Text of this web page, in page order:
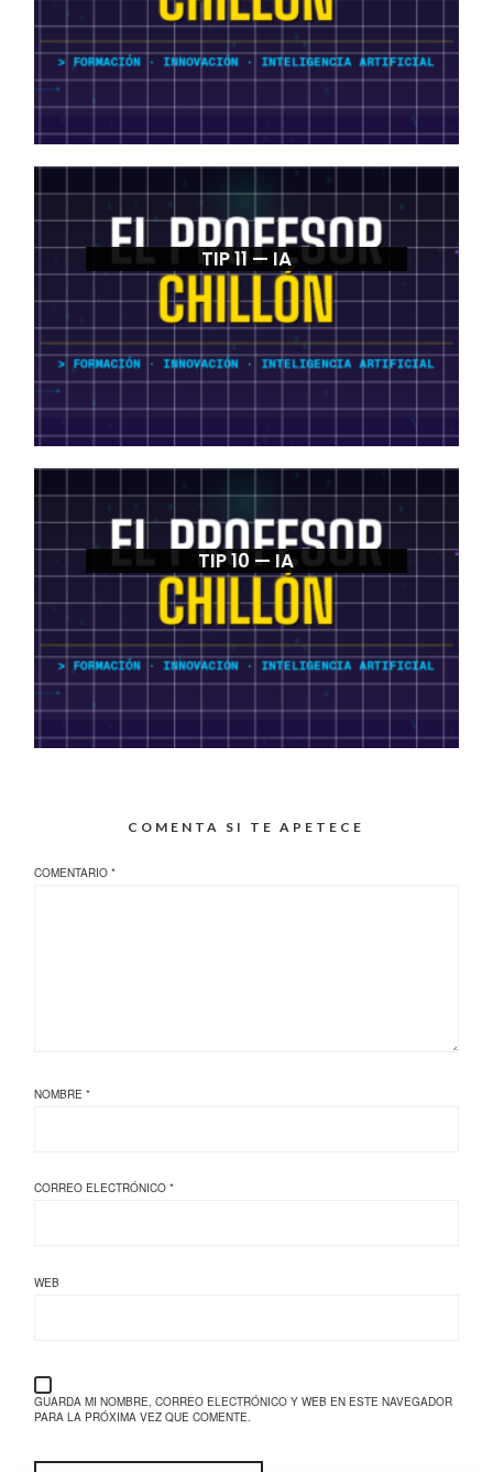
TIP 11 — IA
TIP 10 — IA
COMENTA SI TE APETECE
COMENTARIO*
NOMBRE*
CORREO ELECTRÓNICO*
WEB
GUARDA MI NOMBRE, CORREO ELECTRÓNICO Y WEB EN ESTE NAVEGADOR
PARA LA PRÓXIMA VEZ QUE COMENTE.